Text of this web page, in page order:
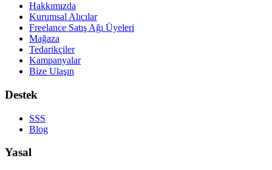
Hakkımızda
Kurumsal Alıcılar
Freelance Satış Ağı Üyeleri
Mağaza
Tedarikçiler
Kampanyalar
Bize Ulaşın
Destek
SSS
Blog
Yasal